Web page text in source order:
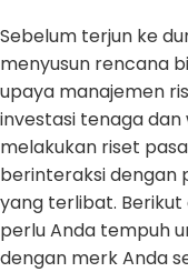
Sebelum terjun ke
menyusun rencana
upaya manajemen
investasi tenaga
melakukan riset
berinteraksi dengan
yang terlibat.
perlu Anda tempuh
dengan merk Anda